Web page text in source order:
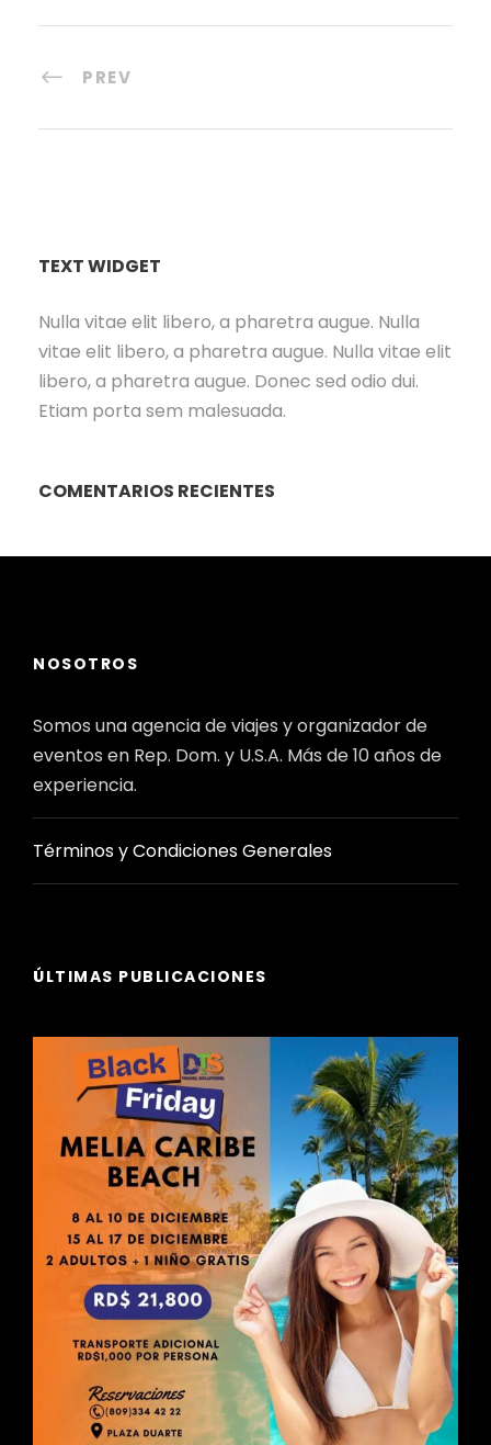
PREV
TEXT WIDGET
Nulla vitae elit libero, a pharetra augue. Nulla
vitae elit libero, a pharetra augue. Nulla vitae elit
libero, a pharetra augue. Donec sed odio dui.
Etiam porta sem malesuada.
COMENTARIOS RECIENTES
NOSOTROS
Somos una agencia de viajes y organizador de
eventos en Rep. Dom. y U.S.A. Más de 10 años de
experiencia.
Términos y Condiciones Generales
ÚLTIMAS PUBLICACIONES